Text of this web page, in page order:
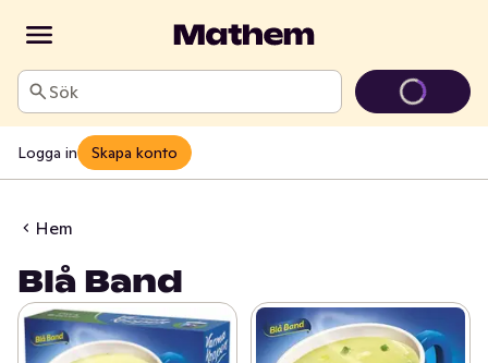
Sök
Logga in Skapa konto
Hem
Blå Band